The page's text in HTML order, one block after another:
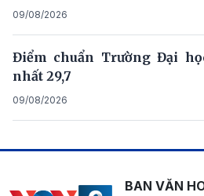
09/08/2026
Điểm chuẩn Trường Đại
nhất 29,7
09/08/2026
BAN VĂN